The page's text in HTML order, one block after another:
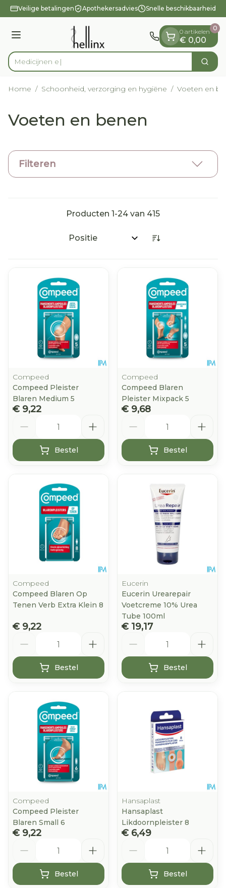
Ga naar de inhoud
1 van 1
Veilige betalingen Apothekersadvies Snelle beschikbaarheid
Menu
Product, merk, categorie... Zoek
0 artikelen
€ 0,00
0
Home / Schoonheid, verzorging en hygiëne / Voeten en
Voeten en benen
Filteren
Producten 1-24 van 415
Sorteer op:
Compeed
Compeed Pleister
Blaren Medium 5
€ 9,22
Bestel
Compeed
Compeed Blaren
Pleister Mixpack 5
€ 9,68
Bestel
Compeed
Compeed Blaren Op
Tenen Verb Extra Klein 8
€ 9,22
Bestel
Eucerin
Eucerin Urearepair
Voetcreme 10% Urea
Tube 100ml
€ 19,17
Bestel
Compeed
Compeed Pleister
Blaren Small 6
€ 9,22
Bestel
Hansaplast
Hansaplast
Likdoornpleister 8
€ 6,49
Bestel